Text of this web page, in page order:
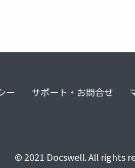
ー サポート・お問合せ
© 2021 Docswell. All rights